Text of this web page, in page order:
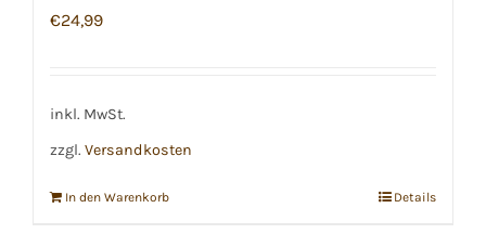
€24,99
inkl. MwSt.
zzgl. Versandkosten
In den Warenkorb Details